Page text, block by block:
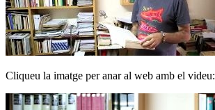
Cliqueu la imatge per anar al web amb el videu: